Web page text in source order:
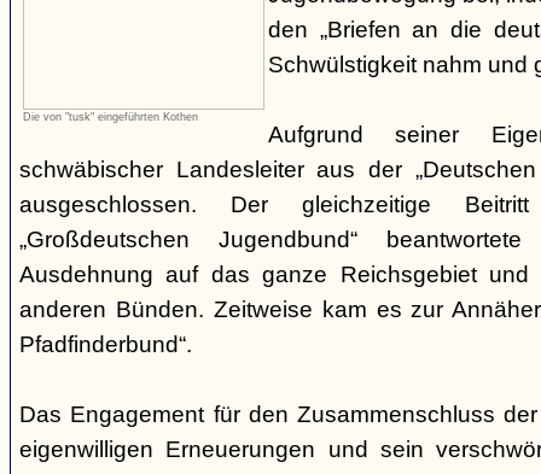
Die von "tusk" eingeführten Kothen
den „Briefen an die
Schwülstigkeit nahm und
Aufgrund seiner
schwäbischer Landesleiter aus der
ausgeschlossen. Der gleichzeitige
„Großdeutschen Jugendbund“
Ausdehnung auf das ganze Reichsgebiet und
anderen Bünden. Zeitweise kam es zur
Pfadfinderbund“.
Das Engagement für den Zusammenschluss
eigenwilligen Erneuerungen und sein